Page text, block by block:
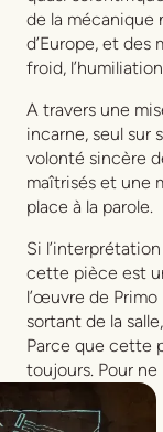
de la mécanique
d’Europe, et des
froid,
A travers une
incarne, seul sur
volonté sincère
maîtrisés et une
place à la parole.
Si
cette pièce est
l’œuvre de Primo
sortant de la
Parce que cette
toujours. Pour ne